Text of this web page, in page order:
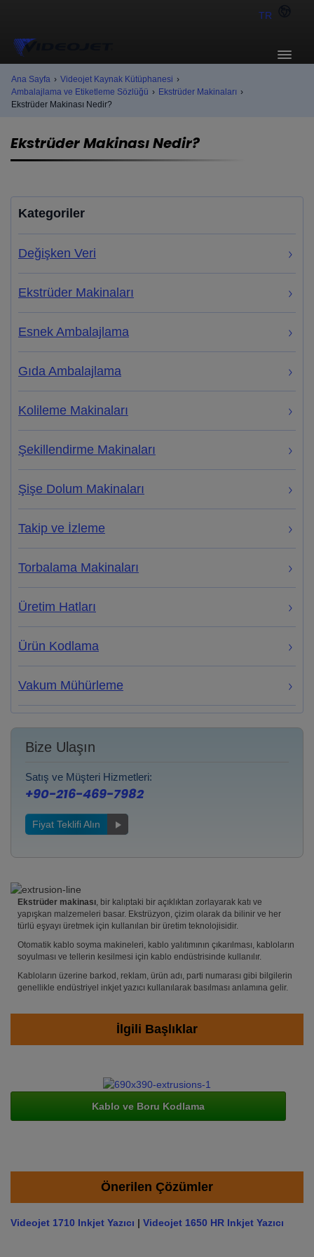
TR
Ana Sayfa › Videojet Kaynak Kütüphanesi ›
Ambalajlama ve Etiketleme Sözlüğü › Ekstrüder Makinaları ›
Ekstrüder Makinası Nedir?
Ekstrüder Makinası Nedir?
Kategoriler
Değişken Veri
Ekstrüder Makinaları
Esnek Ambalajlama
Gıda Ambalajlama
Kolileme Makinaları
Şekillendirme Makinaları
Şişe Dolum Makinaları
Takip ve İzleme
Torbalama Makinaları
Üretim Hatları
Ürün Kodlama
Vakum Mühürleme
Bize Ulaşın
Satış ve Müşteri Hizmetleri:
+90-216-469-7982
Fiyat Teklifi Alın
Ekstrüder makinası, bir kalıptaki bir açıklıktan zorlayarak katı ve
yapışkan malzemeleri basar. Ekstrüzyon, çizim olarak da bilinir ve her
türlü eşyayı üretmek için kullanılan bir üretim teknolojisidir.
Otomatik kablo soyma makineleri, kablo yalıtımının çıkarılması, kabloların
soyulması ve tellerin kesilmesi için kablo endüstrisinde kullanılır.
Kabloların üzerine barkod, reklam, ürün adı, parti numarası gibi bilgilerin
genellikle endüstriyel inkjet yazıcı kullanılarak basılması anlamına gelir.
İlgili Başlıklar
Kablo ve Boru Kodlama
Önerilen Çözümler
Videojet 1710 Inkjet Yazıcı | Videojet 1650 HR Inkjet Yazıcı